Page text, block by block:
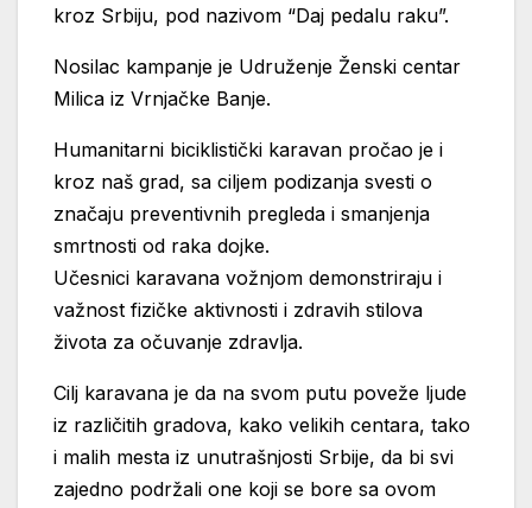
kroz Srbiju, pod nazivom “Daj pedalu raku”.
Nosilac kampanje je Udruženje Ženski centar
Milica iz Vrnjačke Banje.
Humanitarni biciklistički karavan pročao je i
kroz naš grad, sa ciljem podizanja svesti o
značaju preventivnih pregleda i smanjenja
smrtnosti od raka dojke.
Učesnici karavana vožnjom demonstriraju i
važnost fizičke aktivnosti i zdravih stilova
života za očuvanje zdravlja.
Cilj karavana je da na svom putu poveže ljude
iz različitih gradova, kako velikih centara, tako
i malih mesta iz unutrašnjosti Srbije, da bi svi
zajedno podržali one koji se bore sa ovom